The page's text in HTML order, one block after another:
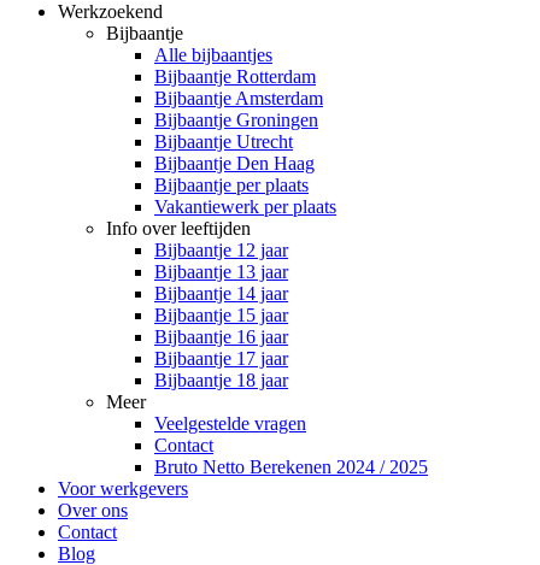
Werkzoekend
Bijbaantje
Alle bijbaantjes
Bijbaantje Rotterdam
Bijbaantje Amsterdam
Bijbaantje Groningen
Bijbaantje Utrecht
Bijbaantje Den Haag
Bijbaantje per plaats
Vakantiewerk per plaats
Info over leeftijden
Bijbaantje 12 jaar
Bijbaantje 13 jaar
Bijbaantje 14 jaar
Bijbaantje 15 jaar
Bijbaantje 16 jaar
Bijbaantje 17 jaar
Bijbaantje 18 jaar
Meer
Veelgestelde vragen
Contact
Bruto Netto Berekenen 2024 / 2025
Voor werkgevers
Over ons
Contact
Blog